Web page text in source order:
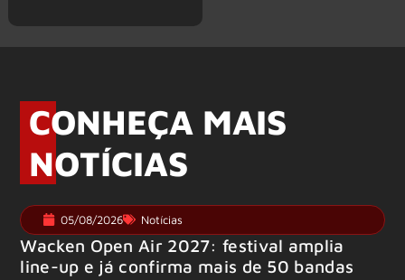
CONHEÇA MAIS
NOTÍCIAS
05/08/2026 Notícias
Wacken Open Air 2027: festival amplia
line-up e já confirma mais de 50 bandas